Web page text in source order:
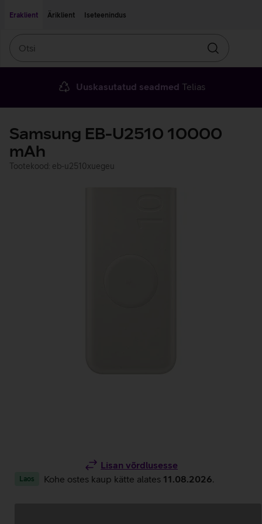
Eraklient
Äriklient Iseteenindus
Otsin
Uuskasutatud seadmed Telias
Samsung EB-U2510 10000
mAh
Tootekood: eb-u2510xuegeu
Lisan võrdlusesse
Laos Kohe ostes kaup kätte alates 11.08.2026